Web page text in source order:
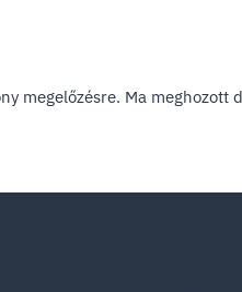
megelőzésre. Ma